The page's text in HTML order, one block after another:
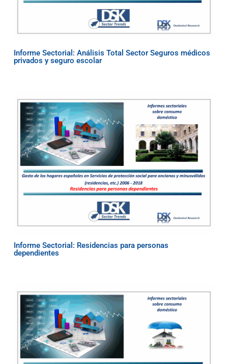
Informe Sectorial: Análisis Total Sector Seguros médicos
privados y seguro escolar
Informe Sectorial: Residencias para personas
dependientes